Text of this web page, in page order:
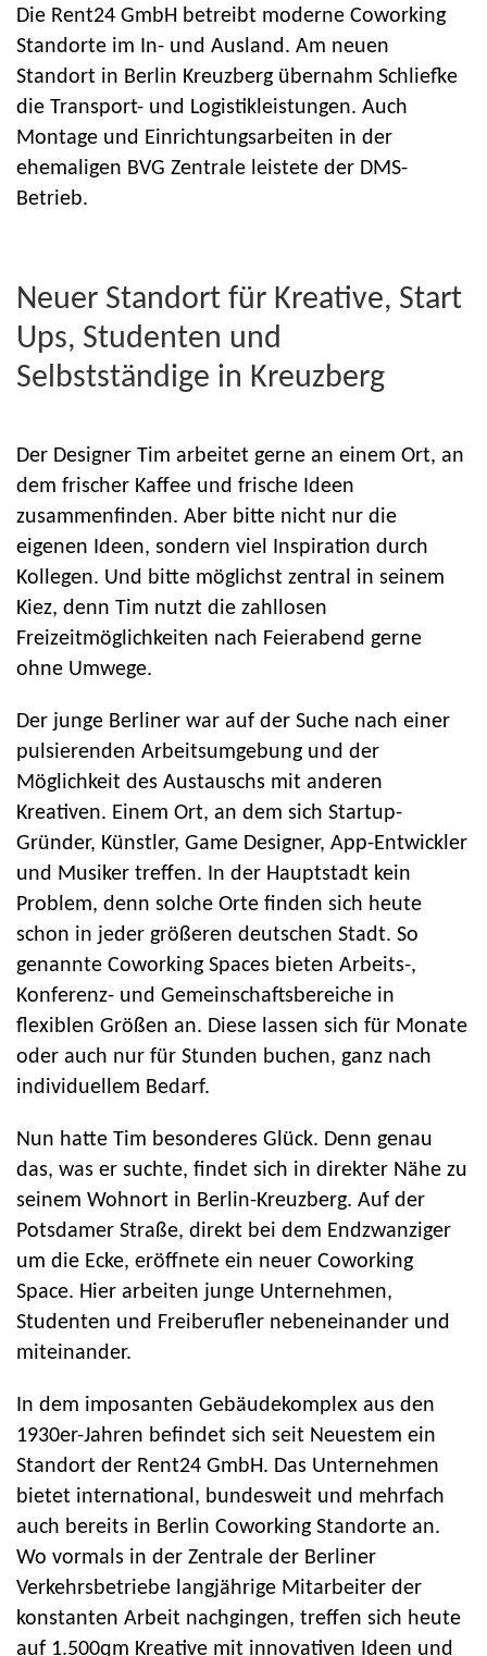
Die Rent24 GmbH betreibt moderne Coworking
Standorte im In- und Ausland. Am neuen
Standort in Berlin Kreuzberg übernahm Schliefke
die Transport- und Logistikleistungen. Auch
Montage und Einrichtungsarbeiten in der
ehemaligen BVG Zentrale leistete der DMS-
Betrieb.
Neuer Standort für Kreative, Start
Ups, Studenten und
Selbstständige in Kreuzberg
Der Designer Tim arbeitet gerne an einem Ort, an
dem frischer Kaffee und frische Ideen
zusammenfinden. Aber bitte nicht nur die
eigenen Ideen, sondern viel Inspiration durch
Kollegen. Und bitte möglichst zentral in seinem
Kiez, denn Tim nutzt die zahllosen
Freizeitmöglichkeiten nach Feierabend gerne
ohne Umwege.
Der junge Berliner war auf der Suche nach einer
pulsierenden Arbeitsumgebung und der
Möglichkeit des Austauschs mit anderen
Kreativen. Einem Ort, an dem sich Startup-
Gründer, Künstler, Game Designer, App-Entwickler
und Musiker treffen. In der Hauptstadt kein
Problem, denn solche Orte finden sich heute
schon in jeder größeren deutschen Stadt. So
genannte Coworking Spaces bieten Arbeits-,
Konferenz- und Gemeinschaftsbereiche in
flexiblen Größen an. Diese lassen sich für Monate
oder auch nur für Stunden buchen, ganz nach
individuellem Bedarf.
Nun hatte Tim besonderes Glück. Denn genau
das, was er suchte, findet sich in direkter Nähe zu
seinem Wohnort in Berlin-Kreuzberg. Auf der
Potsdamer Straße, direkt bei dem Endzwanziger
um die Ecke, eröffnete ein neuer Coworking
Space. Hier arbeiten junge Unternehmen,
Studenten und Freiberufler nebeneinander und
miteinander.
In dem imposanten Gebäudekomplex aus den
1930er-Jahren befindet sich seit Neuestem ein
Standort der Rent24 GmbH. Das Unternehmen
bietet international, bundesweit und mehrfach
auch bereits in Berlin Coworking Standorte an.
Wo vormals in der Zentrale der Berliner
Verkehrsbetriebe langjährige Mitarbeiter der
konstanten Arbeit nachgingen, treffen sich heute
auf 1.500qm Kreative mit innovativen Ideen und